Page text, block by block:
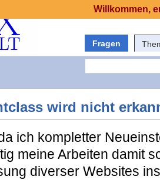
Fragen
wird nicht
ich kompletter
meine Arbeiten damit
diverser Websites
Willkommen,